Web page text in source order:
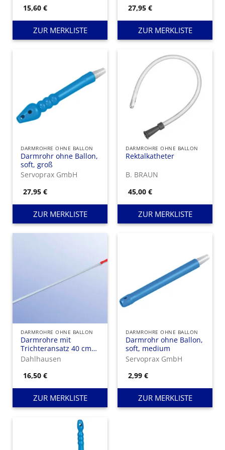
15,60€
ZUR MERKLISTE
27,95€
ZUR MERKLISTE
DARMROHRE OHNE BALLON
Darmrohr ohne Ballon,
soft, groß
Servoprax GmbH
27,95€
ZUR MERKLISTE
DARMROHRE OHNE BALLON
Rektalkatheter
B. BRAUN
45,00€
ZUR MERKLISTE
DARMROHRE OHNE BALLON
Darmrohre mit
Trichteransatz 40 cm
lang
Dahlhausen
16,50€
ZUR MERKLISTE
DARMROHRE OHNE BALLON
Darmrohr ohne Ballon,
soft, medium
Servoprax GmbH
2,99€
ZUR MERKLISTE